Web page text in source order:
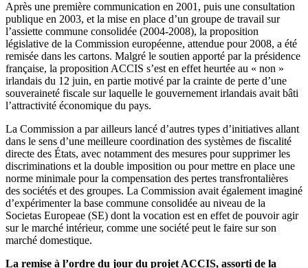
Après une première communication en 2001, puis une consultation
publique en 2003, et la mise en place d’un groupe de travail sur
l’assiette commune consolidée (2004-2008), la proposition
législative de la Commission européenne, attendue pour 2008, a été
remisée dans les cartons. Malgré le soutien apporté par la présidence
française, la proposition ACCIS s’est en effet heurtée au « non »
irlandais du 12 juin, en partie motivé par la crainte de perte d’une
souveraineté fiscale sur laquelle le gouvernement irlandais avait bâti
l’attractivité économique du pays.
La Commission a par ailleurs lancé d’autres types d’initiatives allant
dans le sens d’une meilleure coordination des systèmes de fiscalité
directe des États, avec notamment des mesures pour supprimer les
discriminations et la double imposition ou pour mettre en place une
norme minimale pour la compensation des pertes transfrontalières
des sociétés et des groupes. La Commission avait également imaginé
d’expérimenter la base commune consolidée au niveau de la
Societas Europeae (SE) dont la vocation est en effet de pouvoir agir
sur le marché intérieur, comme une société peut le faire sur son
marché domestique.
La remise à l’ordre du jour du projet ACCIS, assorti de la